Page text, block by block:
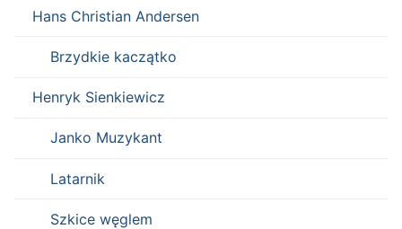
Hans Christian Andersen
Brzydkie kaczątko
Henryk Sienkiewicz
Janko Muzykant
Latarnik
Szkice węglem